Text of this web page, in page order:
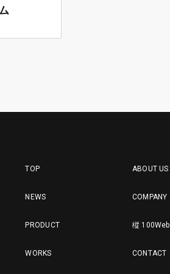
TOP
NEWS
PRODUCT
WORKS
ABOUT US
COMPANY
樅 100Web
CONTACT